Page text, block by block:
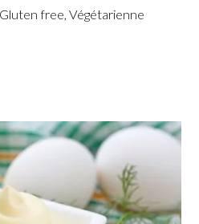
free, Végétarienne